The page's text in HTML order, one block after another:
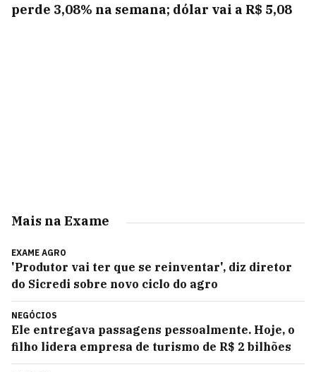
perde 3,08% na semana; dólar vai a R$ 5,08
Mais na Exame
EXAME AGRO
'Produtor vai ter que se reinventar', diz diretor
do Sicredi sobre novo ciclo do agro
NEGÓCIOS
Ele entregava passagens pessoalmente. Hoje, o
filho lidera empresa de turismo de R$ 2 bilhões